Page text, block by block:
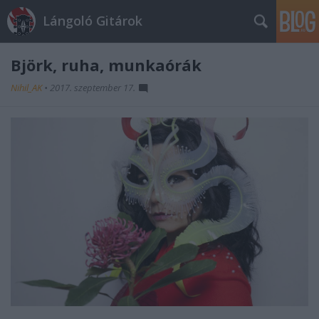
Lángoló Gitárok
Björk, ruha, munkaórák
Nihil_AK • 2017. szeptember 17.